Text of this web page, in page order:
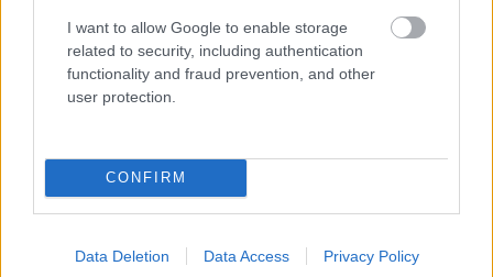
I want to allow Google to enable storage
related to security, including authentication
functionality and fraud prevention, and other
user protection.
CONFIRM
Data Deletion Data Access Privacy Policy
Re: Takto sa rieši málo úložného miesta. V tomto byte
stačil jeden prvok | Môjdom.sk
My napríklad labky utierame hneď pri dverách a doma pred dvere
Re: Takto sa rieši málo úložného miesta. V tomto byte
stačil jeden prvok | Môjdom.sk